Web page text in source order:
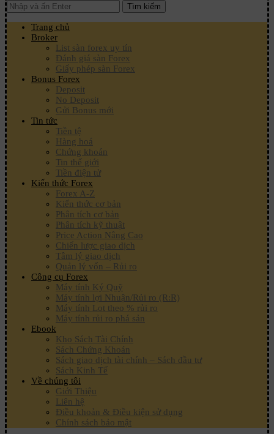
Tìm kiếm
Trang chủ
Broker
List sàn forex uy tín
Đánh giá sàn Forex
Giấy phép sàn Forex
Bonus Forex
Deposit
No Deposit
Gửi Bonus mới
Tin tức
Tiền tệ
Hàng hoá
Chứng khoán
Tin thế giới
Tiền điện tử
Kiến thức Forex
Forex A-Z
Kiến thức cơ bản
Phân tích cơ bản
Phân tích kỹ thuật
Price Action Nâng Cao
Chiến lược giao dịch
Tâm lý giao dịch
Quản lý vốn – Rủi ro
Công cụ Forex
Máy tính Ký Quỹ
Máy tính lợi Nhuận/Rủi ro (R:R)
Máy tính Lot theo % rủi ro
Máy tính rủi ro phá sản
Ebook
Kho Sách Tài Chính
Sách Chứng Khoán
Sách giao dịch tài chính – Sách đầu tư
Sách Kinh Tế
Về chúng tôi
Giới Thiệu
Liên hệ
Điều khoản & Điều kiện sử dụng
Chính sách bảo mật